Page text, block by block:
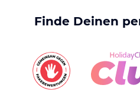
Finde Deinen